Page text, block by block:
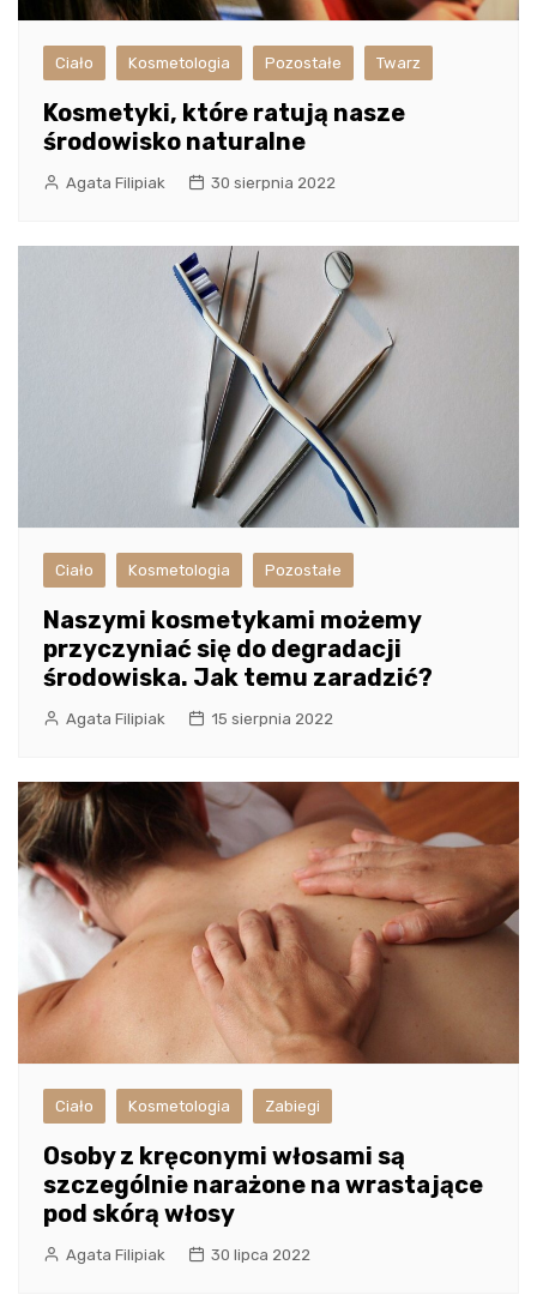
Ciało Kosmetologia Pozostałe Twarz
Kosmetyki, które ratują nasze
środowisko naturalne
Agata Filipiak 30 sierpnia 2022
Ciało Kosmetologia Pozostałe
Naszymi kosmetykami możemy
przyczyniać się do degradacji
środowiska. Jak temu zaradzić?
Agata Filipiak 15 sierpnia 2022
Ciało Kosmetologia Zabiegi
Osoby z kręconymi włosami są
szczególnie narażone na wrastające
pod skórą włosy
Agata Filipiak 30 lipca 2022